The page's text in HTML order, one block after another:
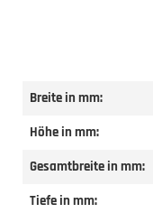
Breite in mm:
Höhe in mm:
Gesamtbreite in mm:
Tiefe in mm: